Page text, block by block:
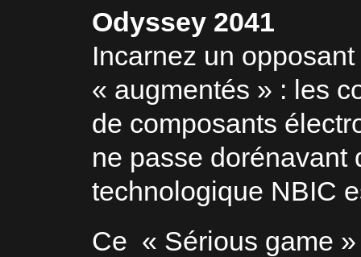
Odyssey 2041
Incarnez un
« augmentés » : les
de composants
ne passe dorénavant
technologique NBIC
Ce « Sérious game